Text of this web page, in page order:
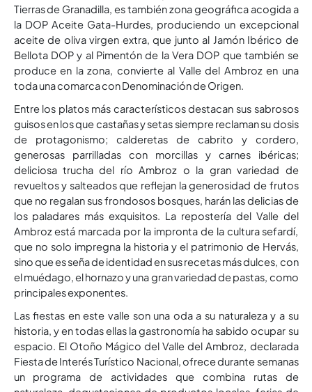
Tierras de Granadilla, es también zona geográfica acogida a
la DOP Aceite Gata-Hurdes, produciendo un excepcional
aceite de oliva virgen extra, que junto al Jamón Ibérico de
Bellota DOP y al Pimentón de la Vera DOP que también se
produce en la zona, convierte al Valle del Ambroz en una
toda una comarca con Denominación de Origen.
Entre los platos más característicos destacan sus sabrosos
guisos en los que castañas y setas siempre reclaman su dosis
de protagonismo; calderetas de cabrito y cordero,
generosas parrilladas con morcillas y carnes ibéricas;
deliciosa trucha del río Ambroz o la gran variedad de
revueltos y salteados que reflejan la generosidad de frutos
que no regalan sus frondosos bosques, harán las delicias de
los paladares más exquisitos. La repostería del Valle del
Ambroz está marcada por la impronta de la cultura sefardí,
que no solo impregna la historia y el patrimonio de Hervás,
sino que es seña de identidad en sus recetas más dulces, con
el muédago, el hornazo y una gran variedad de pastas, como
principales exponentes.
Las fiestas en este valle son una oda a su naturaleza y a su
historia, y en todas ellas la gastronomía ha sabido ocupar su
espacio. El Otoño Mágico del Valle del Ambroz, declarada
Fiesta de Interés Turístico Nacional, ofrece durante semanas
un programa de actividades que combina rutas de